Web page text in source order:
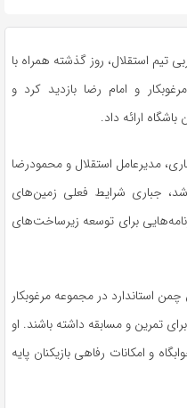
تیم استقلال، روز گذشته همراه با
و امام رضا بازدید کرد و
ارائه داد.
مدیرعامل استقلال و محمودرضا
شد، جباری شرایط فعلی زمین‌های
برای توسعه زیرساخت‌های
استاندارد در مجموعه مرغوبکار
تمرین و مسابقه داشته باشند. او
و امکانات رفاهی بازیکنان پایه